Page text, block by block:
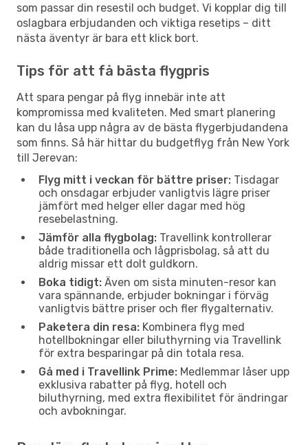
som passar din resestil och budget. Vi kopplar dig till
oslagbara erbjudanden och viktiga resetips – ditt
nästa äventyr är bara ett klick bort.
Tips för att få bästa flygpris
Att spara pengar på flyg innebär inte att
kompromissa med kvaliteten. Med smart planering
kan du låsa upp några av de bästa flygerbjudandena
som finns. Så här hittar du budgetflyg från New York
till Jerevan:
Flyg mitt i veckan för bättre priser: Tisdagar
och onsdagar erbjuder vanligtvis lägre priser
jämfört med helger eller dagar med hög
resebelastning.
Jämför alla flygbolag: Travellink kontrollerar
både traditionella och lågprisbolag, så att du
aldrig missar ett dolt guldkorn.
Boka tidigt: Även om sista minuten-resor kan
vara spännande, erbjuder bokningar i förväg
vanligtvis bättre priser och fler flygalternativ.
Paketera din resa: Kombinera flyg med
hotellbokningar eller biluthyrning via Travellink
för extra besparingar på din totala resa.
Gå med i Travellink Prime: Medlemmar låser upp
exklusiva rabatter på flyg, hotell och
biluthyrning, med extra flexibilitet för ändringar
och avbokningar.